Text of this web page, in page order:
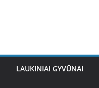
LAUKINIAI GYVŪNAI